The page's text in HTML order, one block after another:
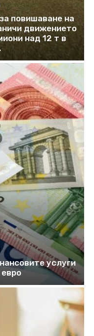
повишаване на
движението
над 12 т в
услуги